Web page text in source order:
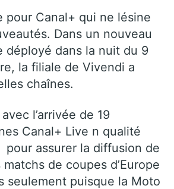
pour Canal+ qui ne lésine
Dans un nouveau
déployé dans la nuit du 9
la filiale de Vivendi a
chaînes.
l’arrivée de 19
Canal+ Live n qualité
assurer la diffusion de
matchs de coupes d’Europe
seulement puisque la Moto